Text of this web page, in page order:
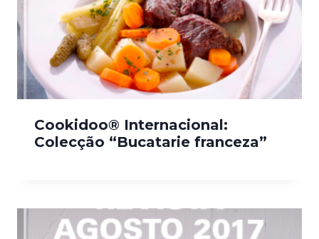
Cookidoo® Internacional:
Colecção “Bucatarie franceza”